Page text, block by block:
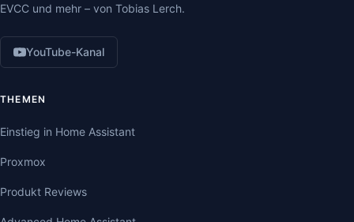
EVCC und mehr – von Tobias Lerch.
YouTube-Kanal
THEMEN
Einstieg in Home Assistant
Proxmox
Produkt Reviews